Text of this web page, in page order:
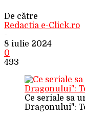
De către
Redactia e-Click.ro
-
8 iulie 2024
0
493
Ce seriale sa
Dragonului":